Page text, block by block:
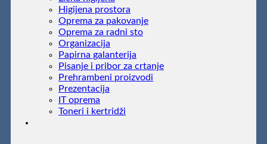
Higijena prostora
Oprema za pakovanje
Oprema za radni sto
Organizacija
Papirna galanterija
Pisanje i pribor za crtanje
Prehrambeni proizvodi
Prezentacija
IT oprema
Toneri i kertridži